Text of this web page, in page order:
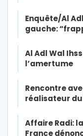
Enquête/Al
gauche:
Al Adl Wal
l’amertume
Rencontre
réalisateur
Affaire Radi:
France